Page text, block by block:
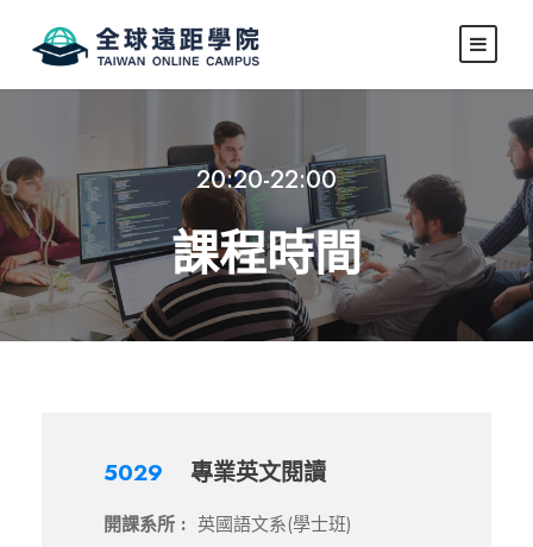
20:20-22:00
課程時間
5029 專業英文閱讀
開課系所 : 英國語文系(學士班)